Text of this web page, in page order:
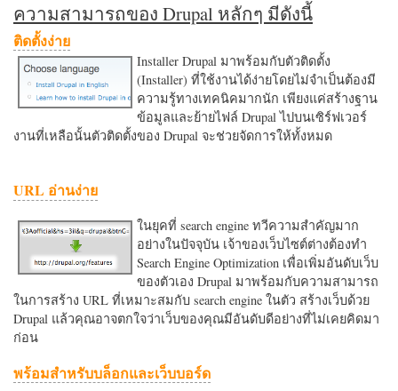
ความสามารถของ Drupal หลักๆ มีดังนี้
ติดตั้งง่าย
Installer Drupal มาพร้อมกับตัวติดตั้ง
(Installer) ที่ใช้งานได้ง่ายโดยไม่จำเป็นต้องมี
ความรู้ทางเทคนิคมากนัก เพียงแค่สร้างฐาน
ข้อมูลและย้ายไฟล์ Drupal ไปบนเซิร์ฟเวอร์
งานที่เหลือนั้นตัวติดตั้งของ Drupal จะช่วยจัดการให้ทั้งหมด
URL อ่านง่าย
ในยุคที่ search engine ทวีความสำคัญมาก
อย่างในปัจจุบัน เจ้าของเว็บไซต์ต่างต้องทำ
Search Engine Optimization เพื่อเพิ่มอันดับเว็บ
ของตัวเอง Drupal มาพร้อมกับความสามารถ
ในการสร้าง URL ที่เหมาะสมกับ search engine ในตัว สร้างเว็บด้วย
Drupal แล้วคุณอาจตกใจว่าเว็บของคุณมีอันดับดีอย่างที่ไม่เคยคิดมา
ก่อน
พร้อมสำหรับบล็อกและเว็บบอร์ด